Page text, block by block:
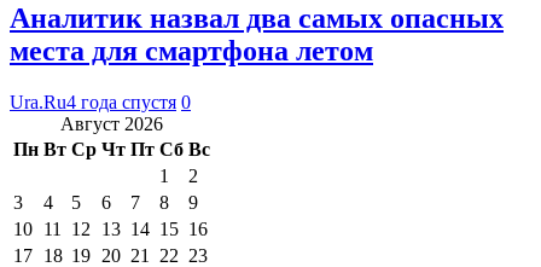
Аналитик назвал два самых опасных
места для смартфона летом
Ura.Ru4 года спустя 0
Август 2026
Пн Вт Ср Чт Пт Сб Вс
1
2
3
4 5 6 7 8
9
10 11 12 13 14 15 16
17 18 19 20 21 22 23